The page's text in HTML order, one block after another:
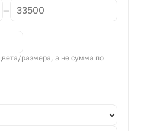
—
размера, а не сумма по